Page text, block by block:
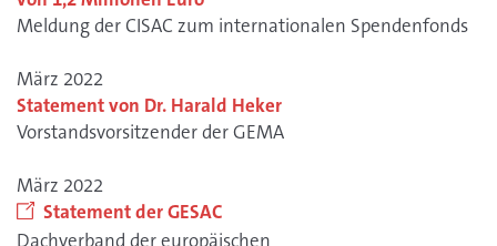
Meldung der CISAC zum internationalen Spendenfonds
März 2022
Statement von Dr. Harald Heker
Vorstandsvorsitzender der GEMA
März 2022
Statement der GESAC
Dachverband der europäischen